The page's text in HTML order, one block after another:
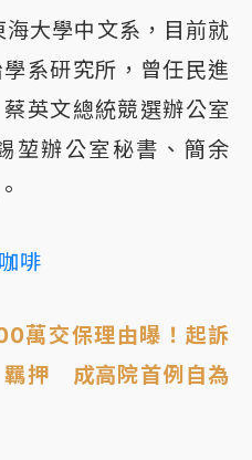
大學中文系，目前就
系研究所，曾任民進
英文總統競選辦公室
堃辦公室秘書、簡余
啡
萬交保理由曝！起訴
羈押 成高院首例自為